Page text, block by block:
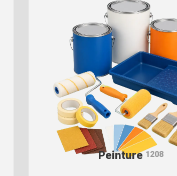
Peinture1208